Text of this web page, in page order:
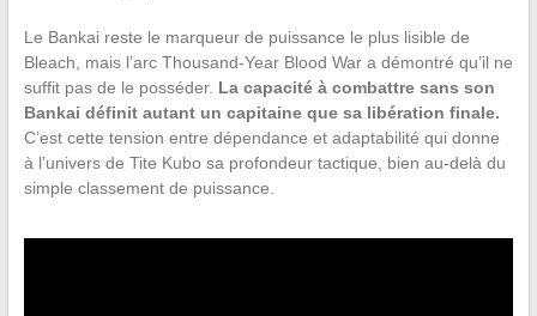
Le Bankai reste le marqueur de puissance le plus lisible de
Bleach, mais l’arc Thousand-Year Blood War a démontré qu’il ne
suffit pas de le posséder. La capacité à combattre sans son
Bankai définit autant un capitaine que sa libération finale.
C’est cette tension entre dépendance et adaptabilité qui donne
à l’univers de Tite Kubo sa profondeur tactique, bien au-delà du
simple classement de puissance.